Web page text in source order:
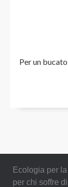
Per un
Ecologia per
per chi soffre